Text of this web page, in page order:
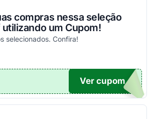
compras nessa seleção
um Cupom!
selecionados. Confira!
funcionou
RTAL
Ver cupom